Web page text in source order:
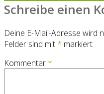
Schreibe einen
Deine E-Mail-Adresse wird
Felder sind mit * markiert
Kommentar *